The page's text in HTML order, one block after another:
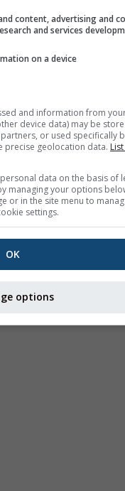
метеорологични
карти
Stueve &
content, advertising and
and services
on a device
and information from
device data) may be
or used specifically
precise geolocation data.
data on the basis of
managing your options
or in the site menu to
settings.
OK
options